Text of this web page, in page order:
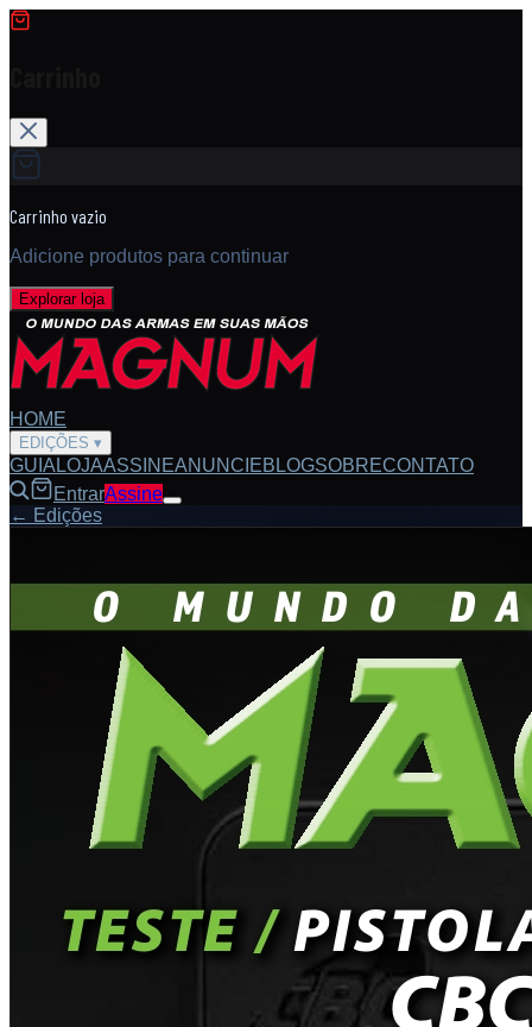
Carrinho vazio
Adicione produtos para continuar
Explorar loja
HOME
EDIÇÕES ▾
GUIA LOJAASSINEANUNCIEBLOGSOBRECONTATO
EntrarAssine
← Edições